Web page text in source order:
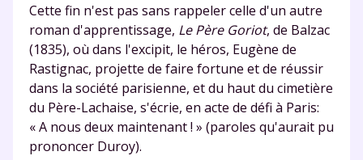
Cette fin n'est pas sans rappeler celle d'un autre
roman d'apprentissage, Le Père Goriot, de Balzac
(1835), où dans l'excipit, le héros, Eugène de
Rastignac, projette de faire fortune et de réussir
dans la société parisienne, et du haut du cimetière
du Père-Lachaise, s'écrie, en acte de défi à Paris:
« A nous deux maintenant ! » (paroles qu'aurait pu
prononcer Duroy).